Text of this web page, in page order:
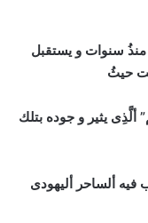
منذُ سنوات و يستقبل
حيثُ
ألَّذِى يثير و جوده بتلك
فيه ألساحر أليهودى